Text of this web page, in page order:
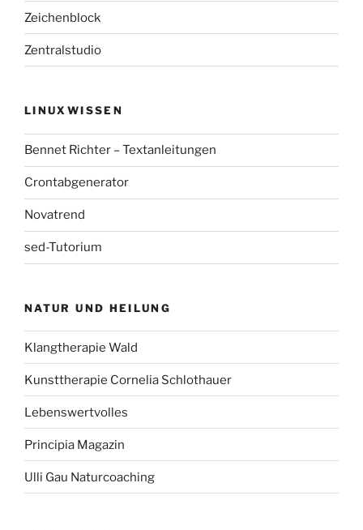
Zeichenblock
Zentralstudio
LINUXWISSEN
Bennet Richter – Textanleitungen
Crontabgenerator
Novatrend
sed-Tutorium
NATUR UND HEILUNG
Klangtherapie Wald
Kunsttherapie Cornelia Schlothauer
Lebenswertvolles
Principia Magazin
Ulli Gau Naturcoaching